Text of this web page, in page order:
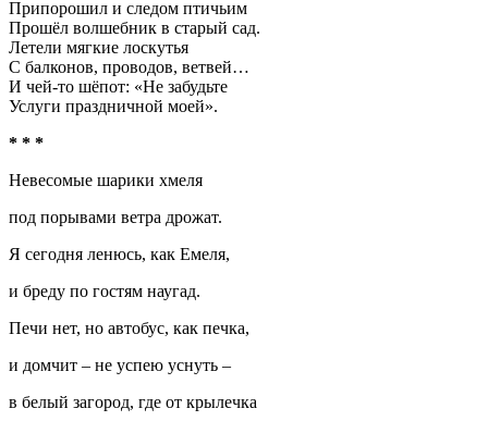
Припорошил и следом птичьим
Прошёл волшебник в старый сад.
Летели мягкие лоскутья
С балконов, проводов, ветвей…
И чей-то шёпот: «Не забудьте
Услуги праздничной моей».
* * *
Невесомые шарики хмеля
под порывами ветра дрожат.
Я сегодня ленюсь, как Емеля,
и бреду по гостям наугад.
Печи нет, но автобус, как печка,
и домчит – не успею уснуть –
в белый загород, где от крылечка